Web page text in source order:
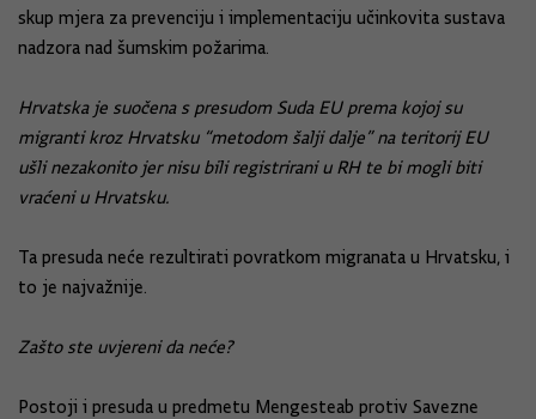
skup mjera za prevenciju i implementaciju učinkovita sustava
nadzora nad šumskim požarima.
Hrvatska je suočena s presudom Suda EU prema kojoj su
migranti kroz Hrvatsku “metodom šalji dalje” na teritorij EU
ušli nezakonito jer nisu bili registrirani u RH te bi mogli biti
vraćeni u Hrvatsku.
Ta presuda neće rezultirati povratkom migranata u Hrvatsku, i
to je najvažnije.
Zašto ste uvjereni da neće?
Postoji i presuda u predmetu Mengesteab protiv Savezne